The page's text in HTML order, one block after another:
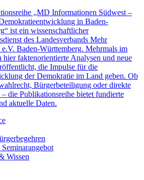
„MD Informationen Südwest –
in Baden-
ist ein wissenschaftlicher
des Landesverbands Mehr
Baden-Württemberg. Mehrmals im
hier faktenorientierte Analysen und neue
die Impulse für die
der Demokratie im Land geben. Ob
Bürgerbeteiligung oder direkte
die Publikationsreihe bietet fundierte
aktuelle Daten.
Wissen